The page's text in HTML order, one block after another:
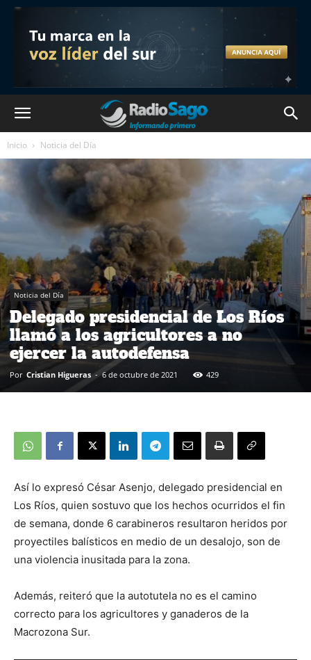
Inicio Noticia del Día
Noticia del Día
Delegado presidencial de Los Ríos
llamó a los agricultores a no
ejercer la autodefensa
Por Cristian Higueras - 6 de octubre de 2021 429
Así lo expresó César Asenjo, delegado presidencial en
Los Ríos, quien sostuvo que los hechos ocurridos el fin
de semana, donde 6 carabineros resultaron heridos por
proyectiles balísticos en medio de un desalojo, son de
una violencia inusitada para la zona.
Además, reiteró que la autotutela no es el camino
correcto para los agricultores y ganaderos de la
Macrozona Sur.